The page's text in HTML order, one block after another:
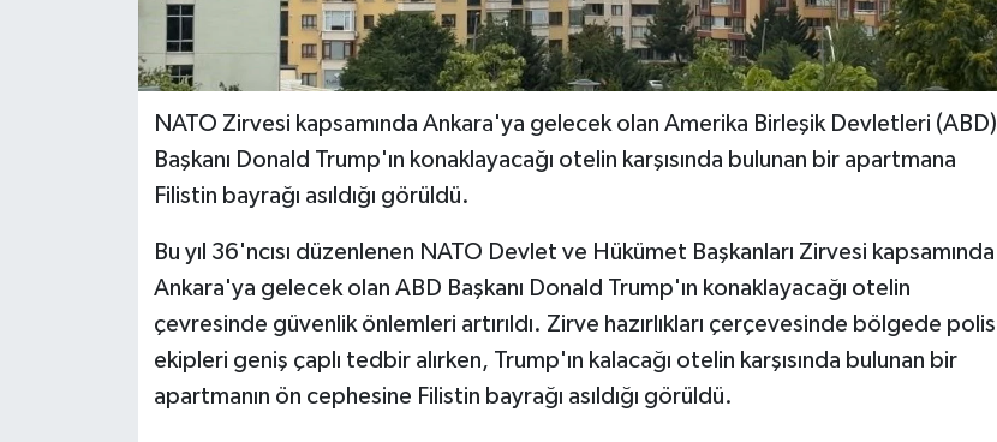
NATO Zirvesi kapsamında Ankara'ya gelecek olan Amerika Birleşik Devletleri (ABD)
Başkanı Donald Trump'ın konaklayacağı otelin karşısında bulunan bir apartmana
Filistin bayrağı asıldığı görüldü.
Bu yıl 36'ncısı düzenlenen NATO Devlet ve Hükümet Başkanları Zirvesi kapsamında
Ankara'ya gelecek olan ABD Başkanı Donald Trump'ın konaklayacağı otelin
çevresinde güvenlik önlemleri artırıldı. Zirve hazırlıkları çerçevesinde bölgede polis
ekipleri geniş çaplı tedbir alırken, Trump'ın kalacağı otelin karşısında bulunan bir
apartmanın ön cephesine Filistin bayrağı asıldığı görüldü.